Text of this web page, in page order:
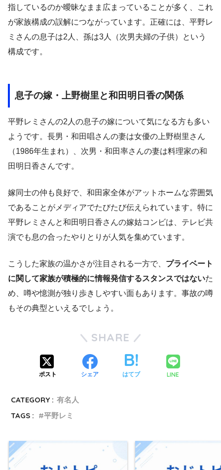
指しているのか曖昧なまま広まっていることが多く、これ
が家族構成の誤解につながっています。正確には、平野レ
ミさんの息子は2人、孫は3人（次男夫婦の子供）という
構成です。
息子の嫁・上野樹里と和田明日香の関係
平野レミさんの2人の息子の嫁について気になる方も多い
ようです。長男・和田唱さんの妻は女優の上野樹里さん
（1986年生まれ）、次男・和田率さんの妻は料理家の和
田明日香さんです。
嫁同士の仲も良好で、和田家全体がアットホームな雰囲気
であることがメディアでたびたび伝えられています。特に
平野レミさんと和田明日香さんの嫁姑コンビは、テレビ共
演でも息の合ったやりとりが人気を集めています。
こうした家族の温かさが注目される一方で、 プライベート
に関して家族が積極的に情報発信するスタンスではないた
め、噂や憶測が独り歩きしやすい面もあります。事故の噂
もその典型といえるでしょう。
SHARE
ポスト シェア はてブ LINE
CATEGORY : 有名人
TAGS :
平野レミ